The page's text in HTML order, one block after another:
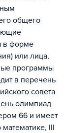
общего
в форме
или лица,
программы
в перечень
совета
олимпиад
66 и имеет
III